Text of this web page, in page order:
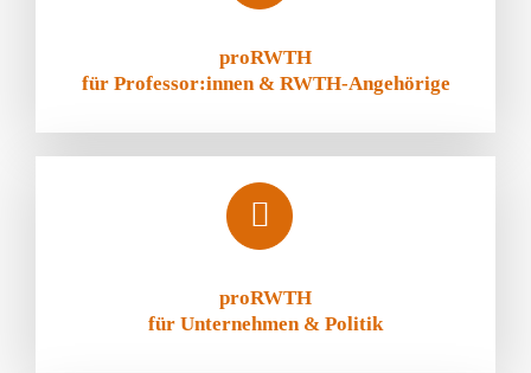
proRWTH
für Professor:innen & RWTH-Angehörige
proRWTH
für Unternehmen & Politik